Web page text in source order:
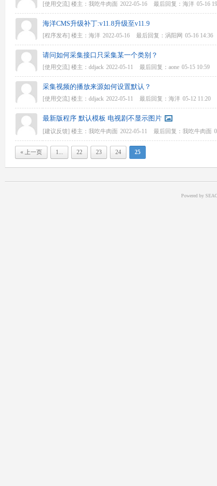
[使用交流] 楼主： 我吃牛肉面 2022-05-16 最后回复： 海洋 05-16
海洋CMS升级补丁:v11.8升级至v11.9
[程序发布] 楼主： 海洋 2022-05-16 最后回复： 涡阳网 05-16 14:36
请问如何采集接口只采集某一个类别？
[使用交流] 楼主： ddjack 2022-05-11 最后回复： aone 05-15 10:59
采集视频的播放来源如何设置默认？
[使用交流] 楼主： ddjack 2022-05-11 最后回复： 海洋 05-12 11:20
最新版程序 默认模板 电视剧不显示图片
[建议反馈] 楼主： 我吃牛肉面 2022-05-11 最后回复： 我吃牛肉面
« 上一页 1... 22 23 24 25
Powered by